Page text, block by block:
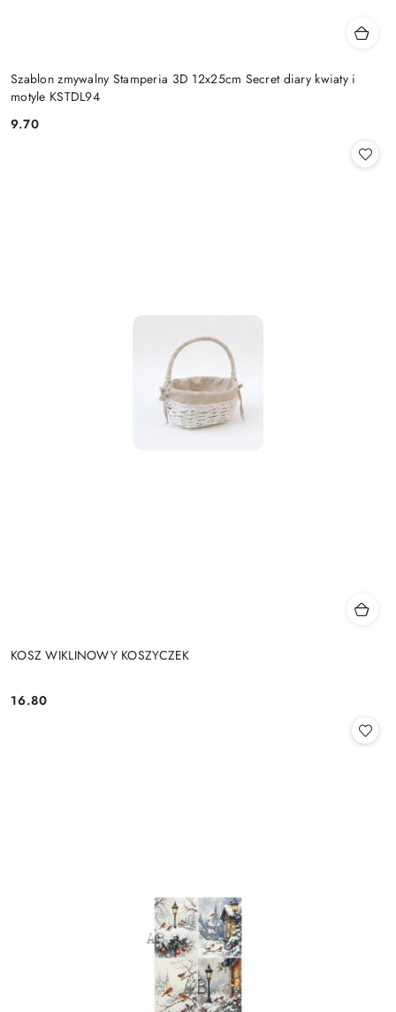
Szablon zmywalny Stamperia 3D 12x25cm Secret diary kwiaty i
motyle KSTDL94
Cena:
9.70
KOSZ WIKLINOWY KOSZYCZEK
Cena:
16.80